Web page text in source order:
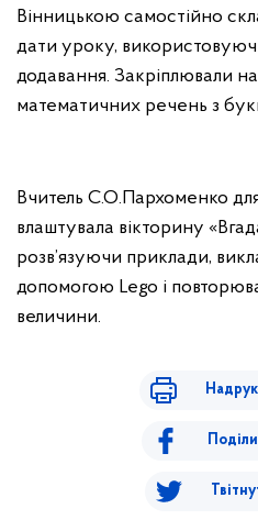
Вінницькою самостійно
дати уроку,
додавання. Закріплювали
математичних речень з
Вчитель С.О.Пархоменко
влаштувала вікторину
розв’язуючи приклади,
допомогою Lego і
величини.